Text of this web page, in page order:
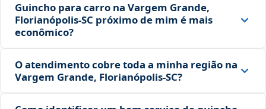
Guincho para carro na Vargem Grande,
Florianópolis‑SC próximo de mim é mais
econômico?
O atendimento cobre toda a minha região na
Vargem Grande, Florianópolis‑SC?